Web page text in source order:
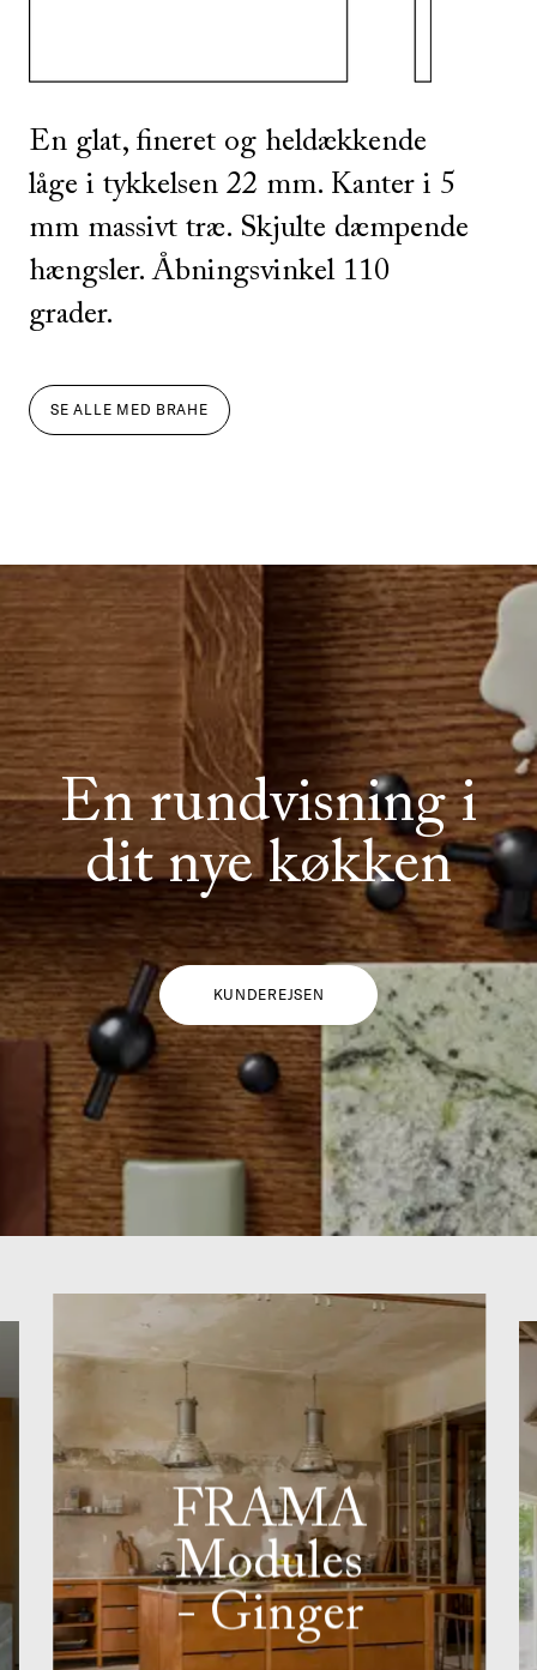
En glat, fineret og heldækkende
låge i tykkelsen 22 mm. Kanter i 5
mm massivt træ. Skjulte dæmpende
hængsler. Åbningsvinkel 110
grader.
SE ALLE MED BRAHE
En rundvisning i
dit nye køkken
KUNDEREJSEN
FRAMA
Modules
- Ginger